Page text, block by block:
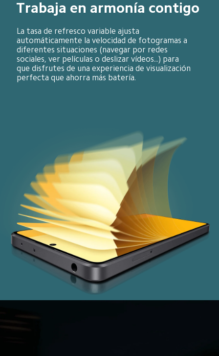
Trabaja en armonía contigo
La tasa de refresco variable ajusta
automáticamente la velocidad de fotogramas a
diferentes situaciones (navegar por redes
sociales, ver películas o deslizar vídeos...) para
que disfrutes de una experiencia de visualización
perfecta que ahorra más batería.